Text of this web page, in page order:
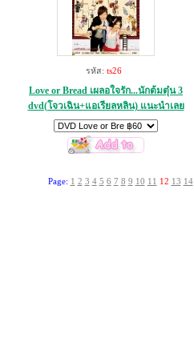
รหัส: ts26
Love or Bread เผลอใจรัก...นักต้มตุ๋น 3
dvd(โจวเฉิน+แอเรียลหลิน) แนะนำเลย
Page: 1 2 3 4 5 6 7 8 9 10 11 12 13 14